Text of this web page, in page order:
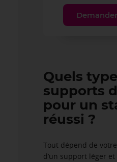
Quels
supports
pour un
réussi ?
Tout dépend de
d’un support léger et